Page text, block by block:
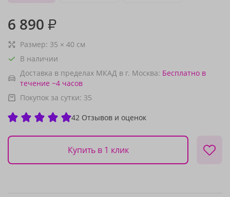
6 890 ₽
Размер: 35 × 40 см
В наличии
Доставка в пределах МКАД в г. Москва: Бесплатно в
течение ~4 часов
Покупок за сутки: 35
42 Отзывов и оценок
Купить в 1 клик